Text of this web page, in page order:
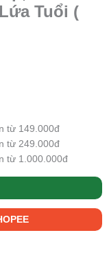
Tuổi (
từ 149.000đ
từ 249.000đ
từ 1.000.000đ